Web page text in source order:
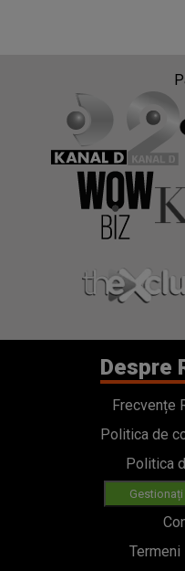
Despre
Frecvențe
Politica de
Politica